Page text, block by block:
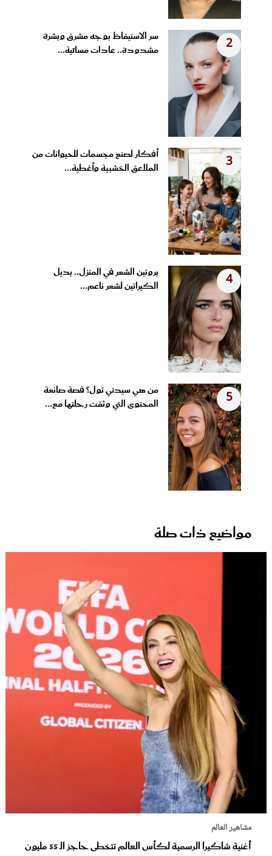
2
سر الاستيقاظ بوجه مشرق وبشرة
مشدودة.. عادات مسائية...
3
أفكار لصنع مجسمات للحيوانات من
الملاعق الخشبية وأغطية...
4
بروتين الشعر في المنزل.. بديل
الكيراتين لشعر ناعم...
5
من هي سيدني تول؟ قصة صانعة
المحتوى التي وثقت رحلتها مع...
مواضيع ذات صلة
مشاهير العالم
أغنية شاكيرا الرسمية لكأس العالم تتخطى حاجز الـ 55 مليون